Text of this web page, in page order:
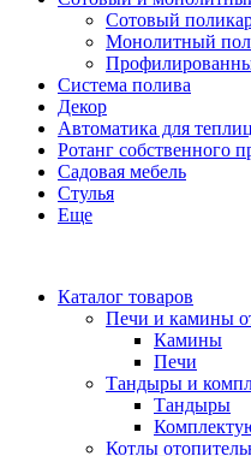
Сотовый
Монолитный
Система полива
Декор
Автоматика для теплиц
Ротанг собственного
Садовая мебель
Стулья
Еще
Каталог товаров
Печи и камины
Камины
Печи
Тандыры и
Тандыры
Котлы